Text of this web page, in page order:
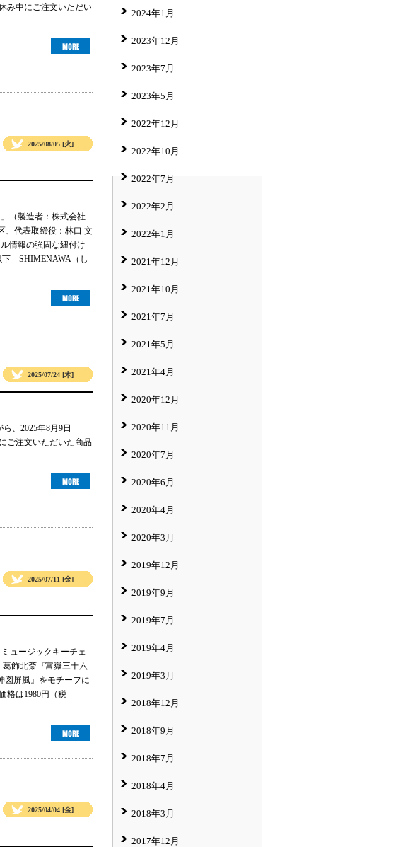
み中にご注文いただい
2025/08/05 [火]
（製造者：株式会社
、代表取締役：林口 文
情報の強固な紐付け
「SHIMENAWA（し
2025/07/24 [木]
、2025年8月9日
ご注文いただいた商品
2025/07/11 [金]
ュージックキーチェ
飾北斎『富嶽三十六
図屏風』をモチーフに
格は1980円（税
2025/04/04 [金]
2024年1月
2023年12月
2023年7月
2023年5月
2022年12月
2022年10月
2022年7月
2022年2月
2022年1月
2021年12月
2021年10月
2021年7月
2021年5月
2021年4月
2020年12月
2020年11月
2020年7月
2020年6月
2020年4月
2020年3月
2019年12月
2019年9月
2019年7月
2019年4月
2019年3月
2018年12月
2018年9月
2018年7月
2018年4月
2018年3月
2017年12月